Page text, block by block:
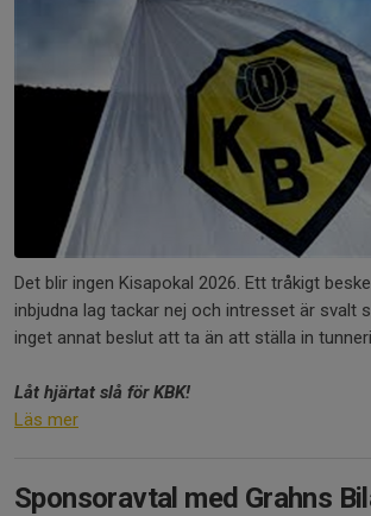
Det blir ingen Kisapokal 2026. Ett tråkigt
inbjudna lag tackar nej och intresset är svalt
inget annat beslut att ta än att ställa in
Låt hjärtat slå för KBK!
Läs mer
Sponsoravtal med Grahns